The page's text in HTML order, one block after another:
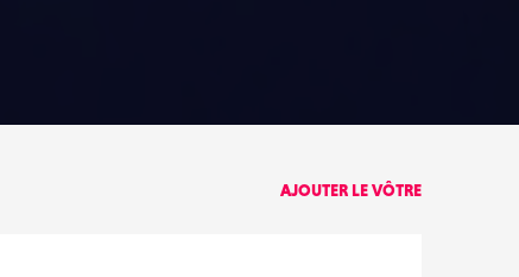
AJOUTER LE VÔTRE